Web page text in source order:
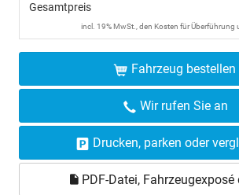
Gesamtpreis
incl. 19% MwSt., den Kosten für Überführung
Fahrzeug bestellen
Wir rufen Sie an
Drucken, parken oder
PDF-Datei, Fahrzeugexposé